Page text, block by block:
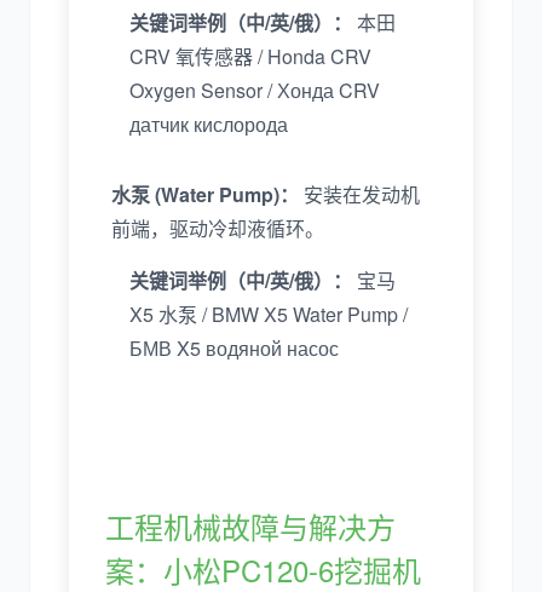
关键词举例（中/英/俄）：
本田
CRV 氧传感器 / Honda CRV
Oxygen Sensor / Хонда CRV
датчик кислорода
水泵 (Water Pump)：
安装在发动机
前端，驱动冷却液循环。
关键词举例（中/英/俄）：
宝马
X5 水泵 / BMW X5 Water Pump /
БМВ X5 водяной насос
工程机械故障与解决方
案：小松PC120-6挖掘机